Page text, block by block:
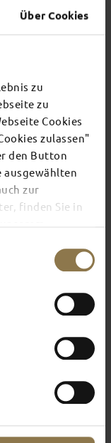
Über Cookies
zu
zu
Cookies
zulassen"
den Button
ausgewählten
zur
finden Sie in
Fulda:
filled
– this is the
and